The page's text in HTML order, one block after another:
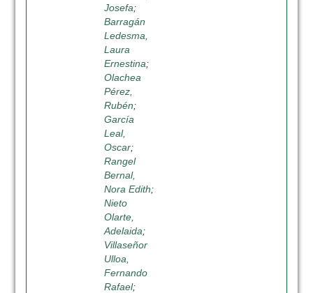
Josefa;
Barragán
Ledesma,
Laura
Ernestina;
Olachea
Pérez,
Rubén;
García
Leal,
Oscar;
Rangel
Bernal,
Nora Edith;
Nieto
Olarte,
Adelaida;
Villaseñor
Ulloa,
Fernando
Rafael;